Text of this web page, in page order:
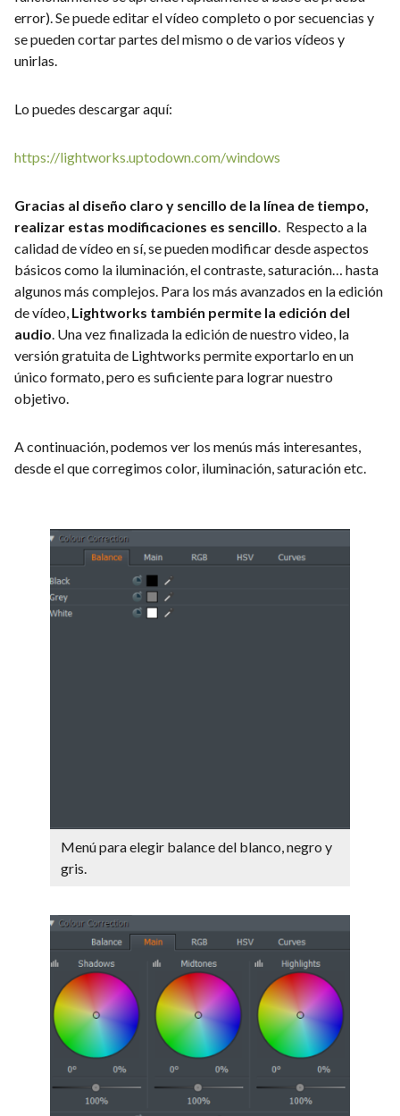
error). Se puede editar el vídeo completo o por secuencias y
se pueden cortar partes del mismo o de varios vídeos y
unirlas.
Lo puedes descargar aquí:
https://lightworks.uptodown.com/windows
Gracias al diseño claro y sencillo de la línea de tiempo,
realizar estas modificaciones es sencillo. Respecto a la
calidad de vídeo en sí, se pueden modificar desde aspectos
básicos como la iluminación, el contraste, saturación… hasta
algunos más complejos. Para los más avanzados en la edición
de vídeo, Lightworks también permite la edición del
audio. Una vez finalizada la edición de nuestro video, la
versión gratuita de Lightworks permite exportarlo en un
único formato, pero es suficiente para lograr nuestro
objetivo.
A continuación, podemos ver los menús más interesantes,
desde el que corregimos color, iluminación, saturación etc.
Menú para elegir balance del blanco, negro y
gris.